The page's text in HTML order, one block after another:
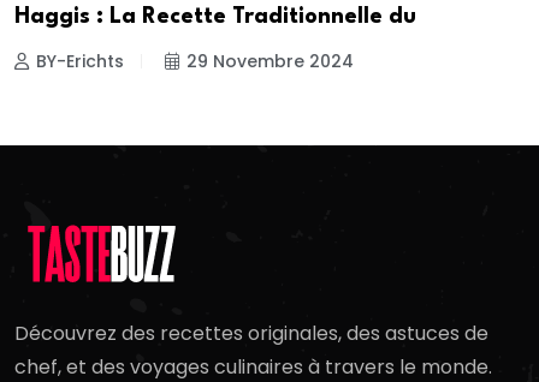
Haggis : La Recette Traditionnelle du
BY-Erichts 29 Novembre 2024
Découvrez des recettes originales, des astuces de
chef, et des voyages culinaires à travers le monde.